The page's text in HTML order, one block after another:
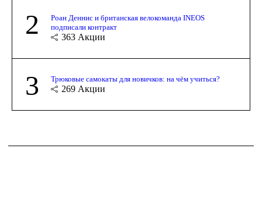
2
Роан Деннис и британская велокоманда INEOS
подписали контракт
363 Акции
3 Трюковые самокаты для новичков: на чём учиться?
269 Акции